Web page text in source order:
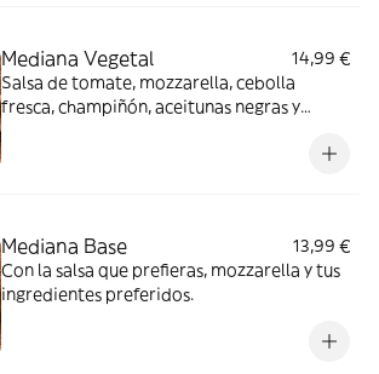
Mediana Vegetal
14,99 €
Salsa de tomate, mozzarella, cebolla
fresca, champiñón, aceitunas negras y
Mediana Base
13,99 €
Con la salsa que prefieras, mozzarella y tus
ingredientes preferidos.